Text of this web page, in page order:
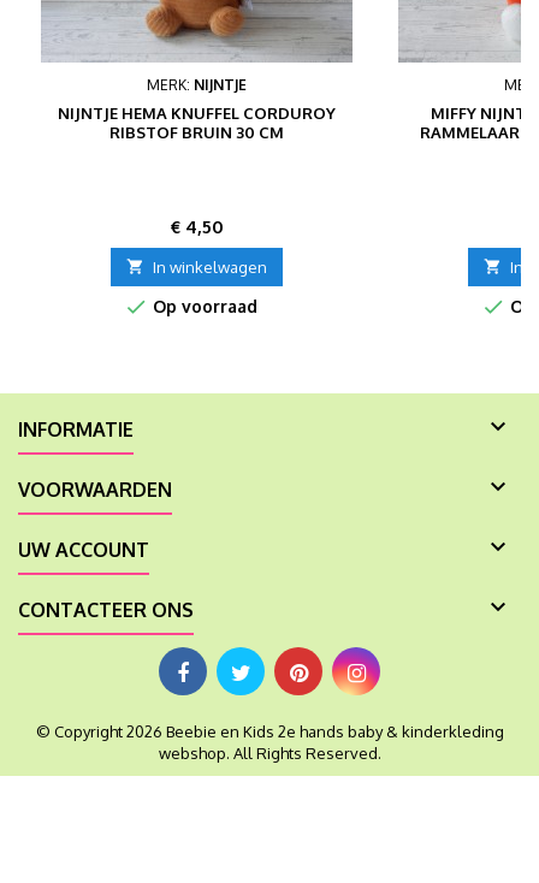
MERK: NIJNTJE
NIJNTJE HEMA KNUFFEL CORDUROY
RIBSTOF BRUIN 30 CM
Prijs
€ 4,50
 In winkelwagen
 Op voorraad
MIFFY
RAMMELAAR
 In

INFORMATIE 
VOORWAARDEN 
UW ACCOUNT 
CONTACTEER ONS 
© Copyright 2026 Beebie en Kids 2e hands baby & kinderkleding
webshop. All Rights Reserved.